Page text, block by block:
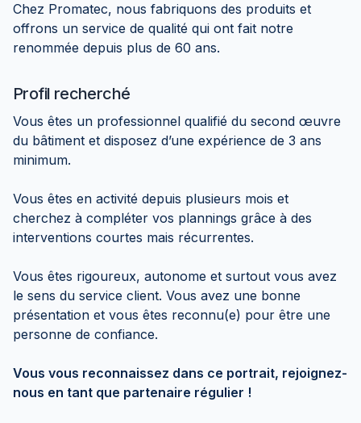
Chez Promatec, nous fabriquons des produits et
offrons un service de qualité qui ont fait notre
renommée depuis plus de 60 ans.
Profil recherché
Vous êtes un professionnel qualifié du second œuvre
du bâtiment et disposez d’une expérience de 3 ans
minimum.
Vous êtes en activité depuis plusieurs mois et
cherchez à compléter vos plannings grâce à des
interventions courtes mais récurrentes.
Vous êtes rigoureux, autonome et surtout vous avez
le sens du service client. Vous avez une bonne
présentation et vous êtes reconnu(e) pour être une
personne de confiance.
Vous vous reconnaissez dans ce portrait, rejoignez-
nous en tant que partenaire régulier !